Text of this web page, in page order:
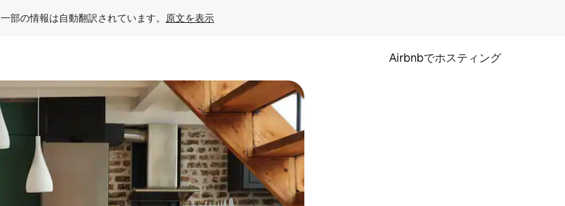
一部の情報は自動翻訳されています。 原文を表示
Airbnbでホスティング